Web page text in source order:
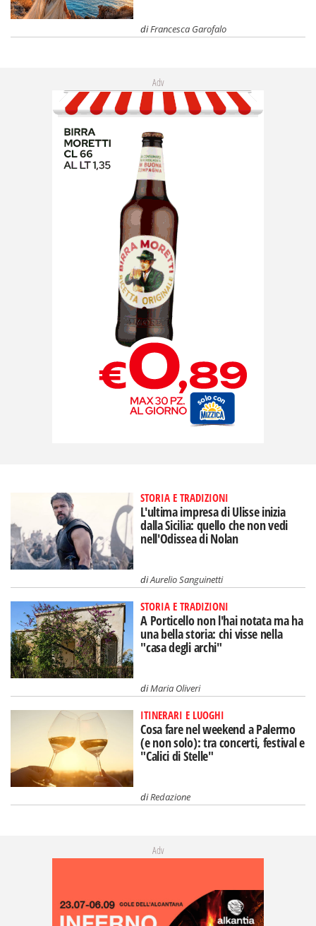
diFrancesca Garofalo
Adv
STORIA E TRADIZIONI
L'ultima impresa di Ulisse inizia
dalla Sicilia: quello che non vedi
nell'Odissea di Nolan
diAurelio Sanguinetti
STORIA E TRADIZIONI
A Porticello non l'hai notata ma ha
una bella storia: chi visse nella
"casa degli archi"
diMaria Oliveri
ITINERARI E LUOGHI
Cosa fare nel weekend a Palermo
(e non solo): tra concerti, festival e
"Calici di Stelle"
diRedazione
Adv